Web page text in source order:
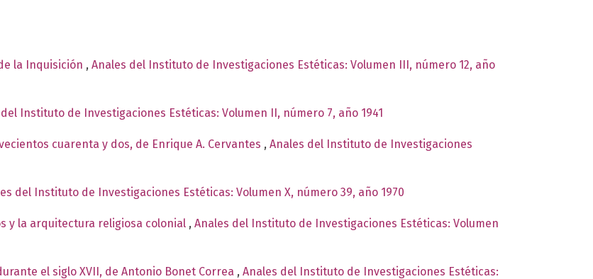
la Inquisición , Anales del Instituto de Investigaciones Estéticas: Volumen III, número 12, año
Instituto de Investigaciones Estéticas: Volumen II, número 7, año 1941
cuarenta y dos, de Enrique A. Cervantes , Anales del Instituto de Investigaciones
del Instituto de Investigaciones Estéticas: Volumen X, número 39, año 1970
y la arquitectura religiosa colonial , Anales del Instituto de Investigaciones Estéticas: Volumen
el siglo XVII, de Antonio Bonet Correa , Anales del Instituto de Investigaciones Estéticas: